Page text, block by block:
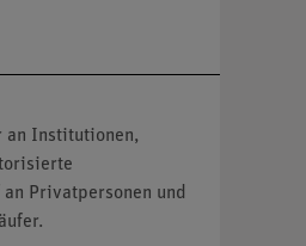
an Institutionen,
Privatpersonen und